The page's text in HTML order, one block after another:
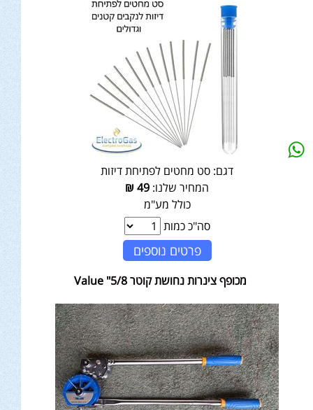
דגם: סט מחטים לפתיחת דיזות
המחיר שלנו: 49
₪
כולל מע"מ
סה"כ כמות
פרטים נוספים
מכופף צינרות נחושת קוטר 5/8" Value